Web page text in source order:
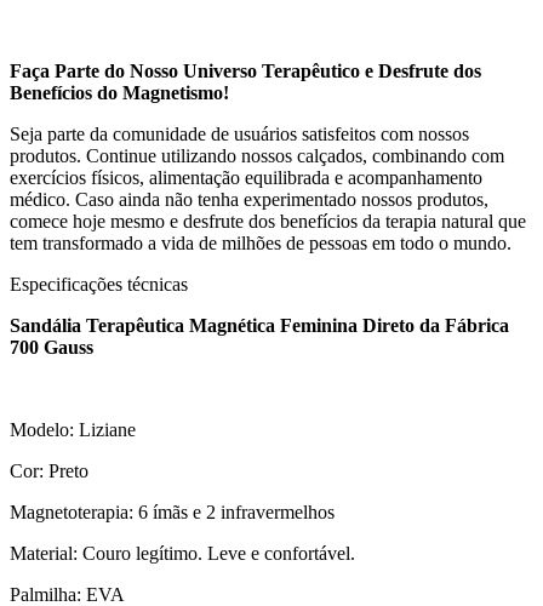
Faça Parte do Nosso Universo Terapêutico e Desfrute dos
Benefícios do Magnetismo!
Seja parte da comunidade de usuários satisfeitos com nossos
produtos. Continue utilizando nossos calçados, combinando com
exercícios físicos, alimentação equilibrada e acompanhamento
médico. Caso ainda não tenha experimentado nossos produtos,
comece hoje mesmo e desfrute dos benefícios da terapia natural que
tem transformado a vida de milhões de pessoas em todo o mundo.
Especificações técnicas
Sandália Terapêutica Magnética Feminina Direto da Fábrica
700 Gauss
Modelo: Liziane
Cor: Preto
Magnetoterapia: 6 ímãs e 2 infravermelhos
Material: Couro legítimo. Leve e confortável.
Palmilha: EVA